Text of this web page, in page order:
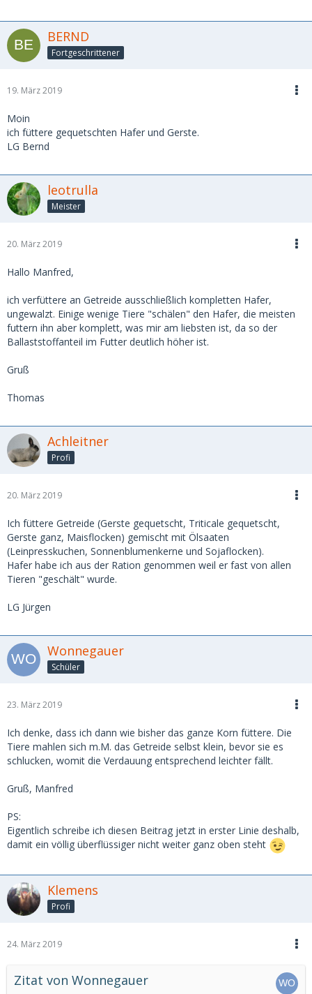
BERND
Fortgeschrittener
19. März 2019
Moin
ich füttere gequetschten Hafer und Gerste.
LG Bernd
leotrulla
Meister
20. März 2019
Hallo Manfred,
ich verfüttere an Getreide ausschließlich kompletten Hafer,
ungewalzt. Einige wenige Tiere "schälen" den Hafer, die meisten
futtern ihn aber komplett, was mir am liebsten ist, da so der
Ballaststoffanteil im Futter deutlich höher ist.
Gruß
Thomas
Achleitner
Profi
20. März 2019
Ich füttere Getreide (Gerste gequetscht, Triticale gequetscht,
Gerste ganz, Maisflocken) gemischt mit Ölsaaten
(Leinpresskuchen, Sonnenblumenkerne und Sojaflocken).
Hafer habe ich aus der Ration genommen weil er fast von allen
Tieren "geschält" wurde.
LG Jürgen
Wonnegauer
Schüler
23. März 2019
Ich denke, dass ich dann wie bisher das ganze Korn füttere. Die
Tiere mahlen sich m.M. das Getreide selbst klein, bevor sie es
schlucken, womit die Verdauung entsprechend leichter fällt.
Gruß, Manfred
PS:
Eigentlich schreibe ich diesen Beitrag jetzt in erster Linie deshalb,
damit ein völlig überflüssiger nicht weiter ganz oben steht
Klemens
Profi
24. März 2019
Zitat von Wonnegauer